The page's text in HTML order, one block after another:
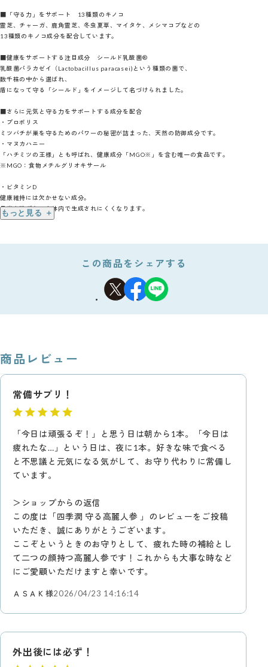
■「守る力」をサポート 13種類のキノコ
霊芝、チャーガ、鹿角霊芝、冬虫夏草、マイタケ、メシマコブなどの
13種類のキノコ成分を配合しています。
■健康をサポートする注目成分 シールド乳酸菌®
乳酸菌パラカゼイ（Lactobacillus paracasei)という種類の菌で、
数千株の中から選ばれ、
盾になって守る「シールド」をイメージして名づけられました。
■さらに元気と守る力をサポートする成分を配合
・プロポリス
ミツバチが巣を守るためのパワーの秘密が詰まった、天然の防御成分です。
・マヌカハニー
「ハチミツの王様」とも呼ばれ、健康成分「MGO※」を含む唯一の食品です。
※MGO：食物メチルグリオキサール
・ビタミンD
健康維持には欠かせない成分。
日光を浴びないと体内で生成されにくくなります。
もっと見る ＋
この商品をシェアする
商品レビュー
常備サプリ！
「今日は頑張るぞ！」と思う日は朝から1本。「今日は
疲れたな…」という日は、夜に1本。好きな味で食べる
と不思議と元気になる気がして、お守り代わりに常備し
ています。
＞ショップからの返信
この度は「四季潤 守る高麗人参 」のレビューをご投稿
いただき、誠にありがとうございます。
ここぞというときのお守りとして、疲れた時の補給とし
て二つの顔持つ高麗人参です！これからも大事な時など
にご愛顧いただけますと幸いです。
ＡＳＡＫ様2026/04/23 14:16:14
外出後には必ず！